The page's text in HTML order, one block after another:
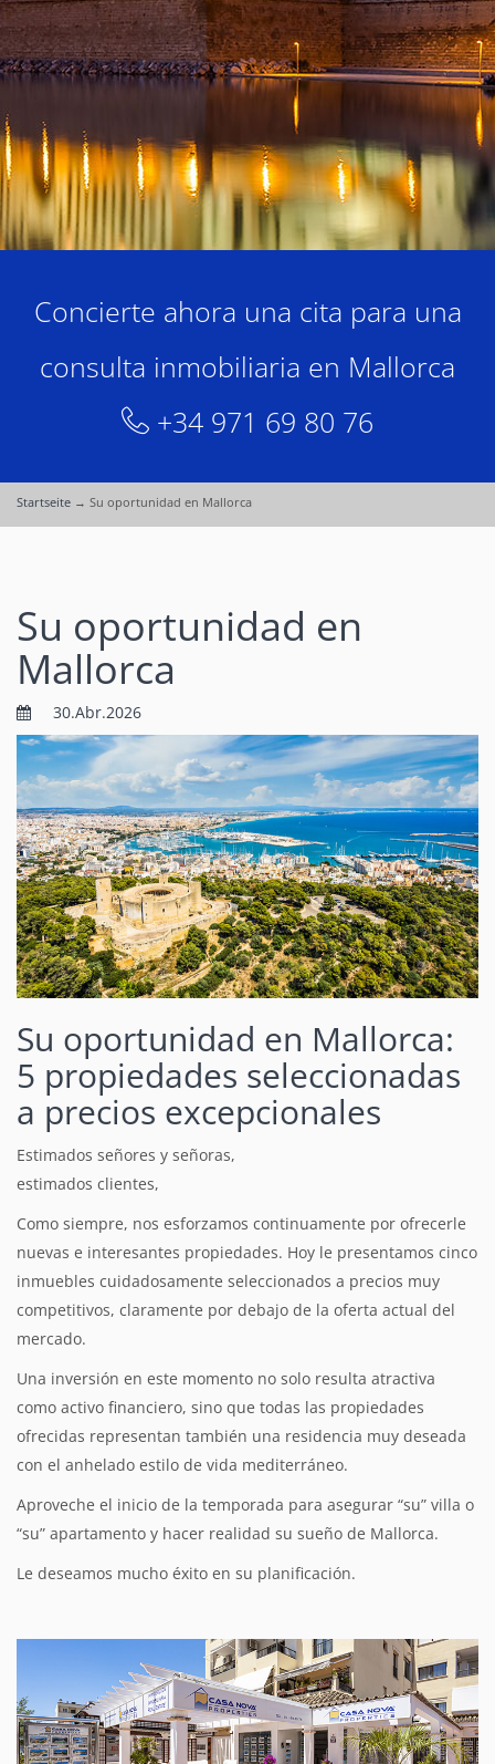
Concierte ahora una cita para una
consulta inmobiliaria en Mallorca
+34 971 69 80 76
Startseite → Su oportunidad en Mallorca
Su oportunidad en
Mallorca
30.Abr.2026
Su oportunidad en Mallorca:
5 propiedades seleccionadas
a precios excepcionales
Estimados señores y señoras,
estimados clientes,
Como siempre, nos esforzamos continuamente por ofrecerle
nuevas e interesantes propiedades. Hoy le presentamos cinco
inmuebles cuidadosamente seleccionados a precios muy
competitivos, claramente por debajo de la oferta actual del
mercado.
Una inversión en este momento no solo resulta atractiva
como activo financiero, sino que todas las propiedades
ofrecidas representan también una residencia muy deseada
con el anhelado estilo de vida mediterráneo.
Aproveche el inicio de la temporada para asegurar “su” villa o
“su” apartamento y hacer realidad su sueño de Mallorca.
Le deseamos mucho éxito en su planificación.